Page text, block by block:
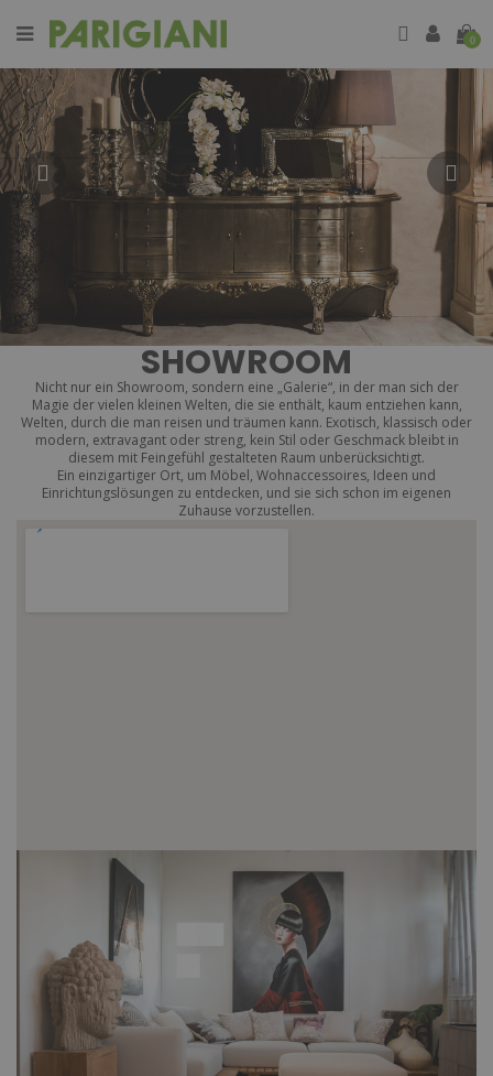
0
SHOWROOM
Nicht nur ein Showroom, sondern eine „Galerie“, in der man sich der
Magie der vielen kleinen Welten, die sie enthält, kaum entziehen kann,
Welten, durch die man reisen und träumen kann. Exotisch, klassisch oder
modern, extravagant oder streng, kein Stil oder Geschmack bleibt in
diesem mit Feingefühl gestalteten Raum unberücksichtigt.
Ein einzigartiger Ort, um Möbel, Wohnaccessoires, Ideen und
Einrichtungslösungen zu entdecken, und sie sich schon im eigenen
Zuhause vorzustellen.